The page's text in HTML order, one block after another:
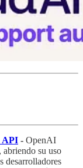
API - OpenAI
abriendo su uso
desarrolladores